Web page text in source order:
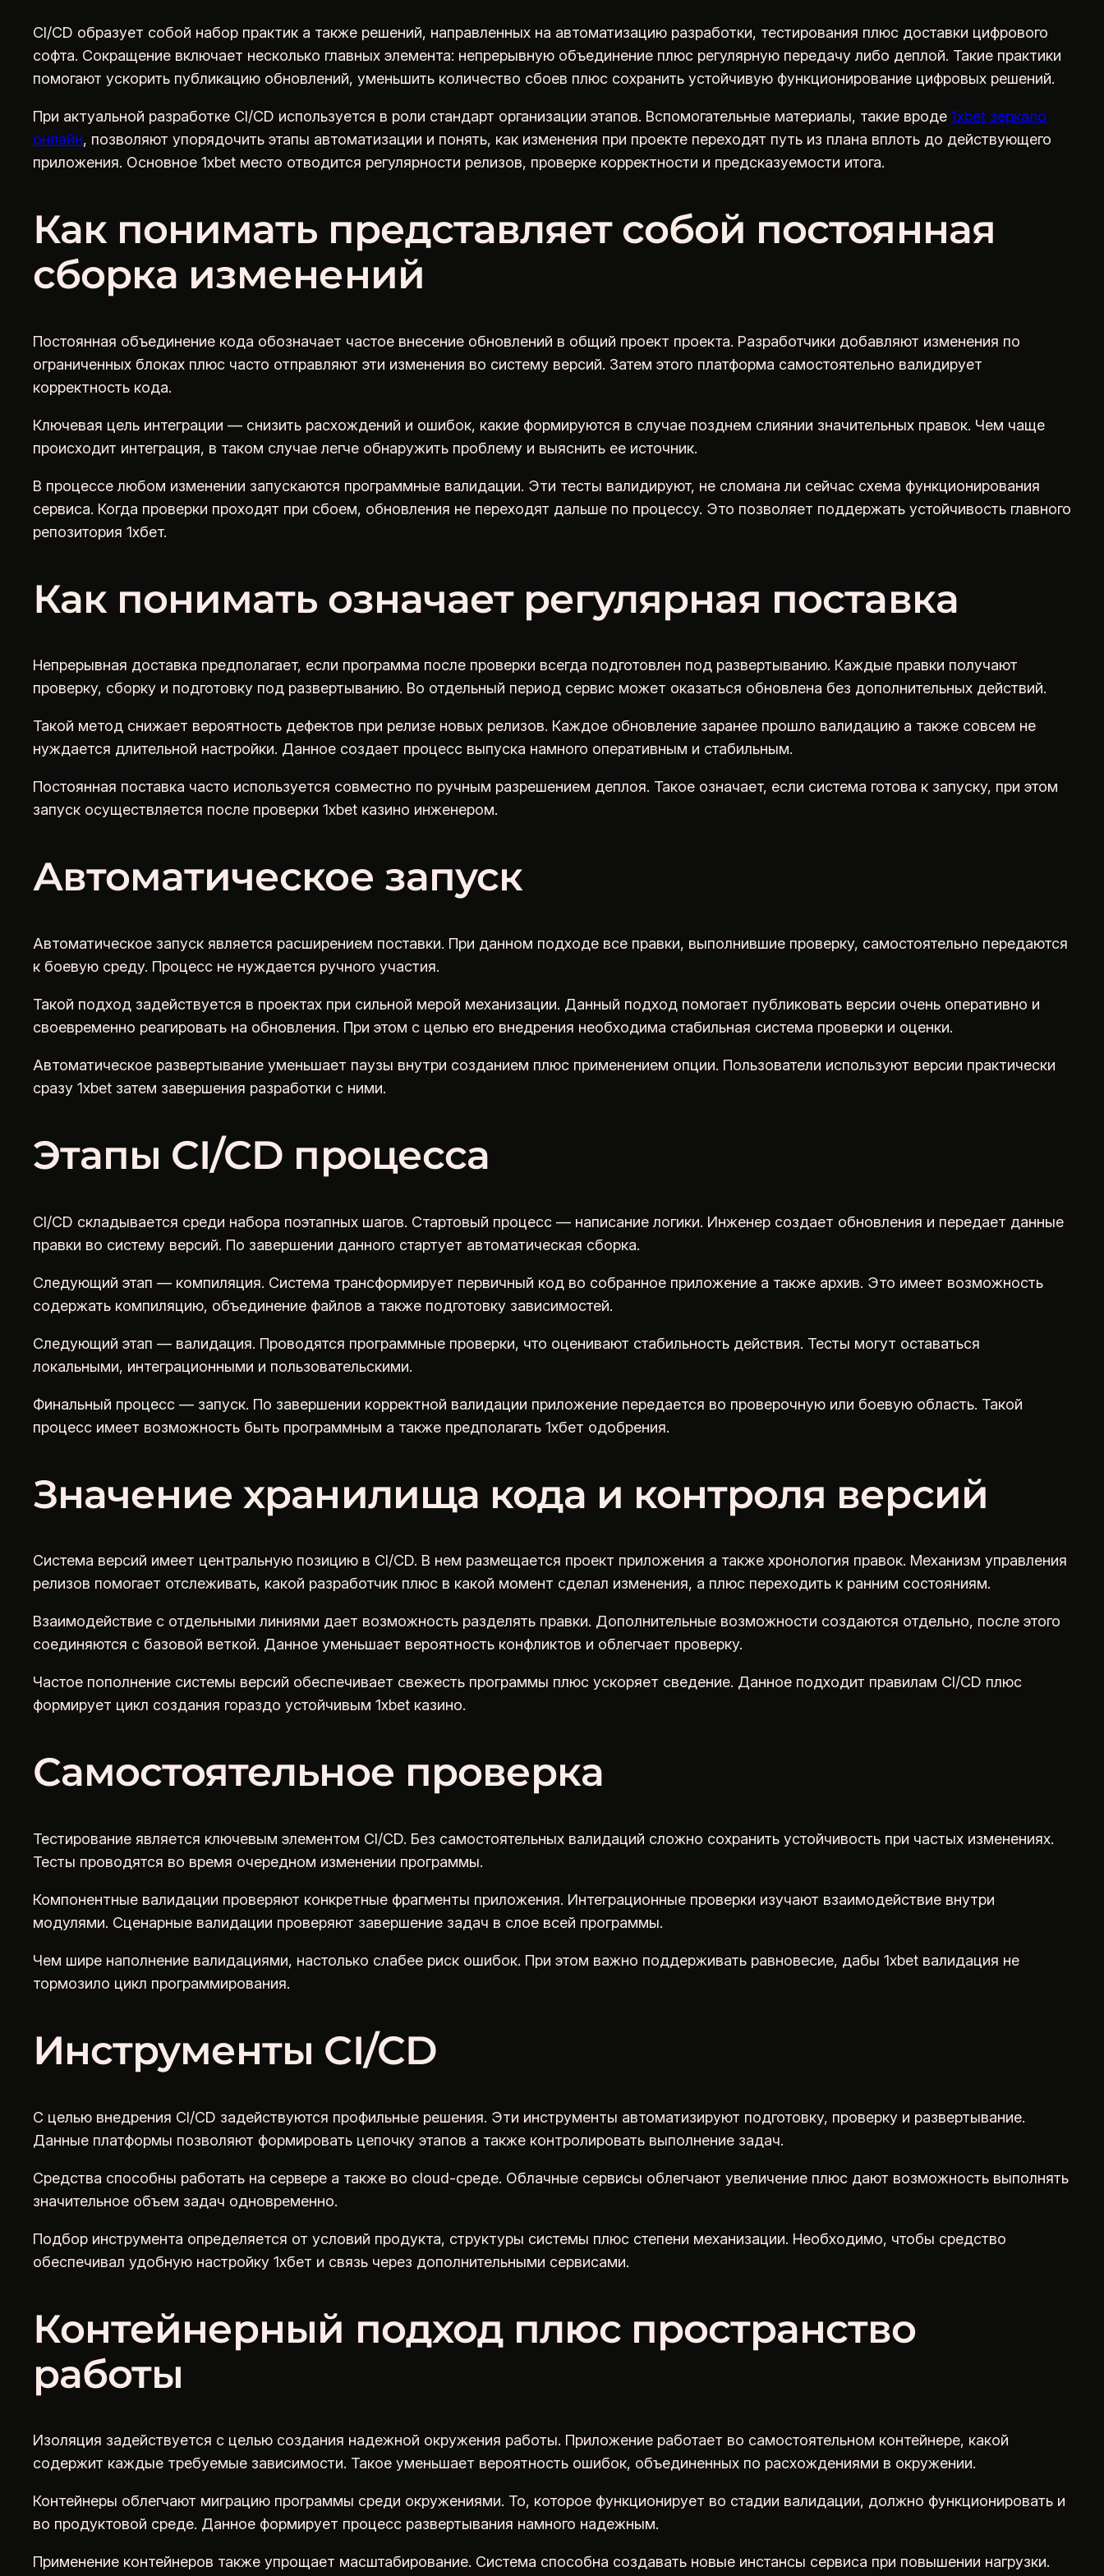
CI/CD образует собой набор практик а также решений, направленных на автоматизацию разработки, тестирования плюс доставки цифрового
софта. Сокращение включает несколько главных элемента: непрерывную объединение плюс регулярную передачу либо деплой. Такие практики
помогают ускорить публикацию обновлений, уменьшить количество сбоев плюс сохранить устойчивую функционирование цифровых решений.
При актуальной разработке CI/CD используется в роли стандарт организации этапов. Вспомогательные материалы, такие вроде 1xbet зеркало
онлайн, позволяют упорядочить этапы автоматизации и понять, как изменения при проекте переходят путь из плана вплоть до действующего
приложения. Основное 1xbet место отводится регулярности релизов, проверке корректности и предсказуемости итога.
Как понимать представляет собой постоянная
сборка изменений
Постоянная объединение кода обозначает частое внесение обновлений в общий проект проекта. Разработчики добавляют изменения по
ограниченных блоках плюс часто отправляют эти изменения во систему версий. Затем этого платформа самостоятельно валидирует
корректность кода.
Ключевая цель интеграции — снизить расхождений и ошибок, какие формируются в случае позднем слиянии значительных правок. Чем чаще
происходит интеграция, в таком случае легче обнаружить проблему и выяснить ее источник.
В процессе любом изменении запускаются программные валидации. Эти тесты валидируют, не сломана ли сейчас схема функционирования
сервиса. Когда проверки проходят при сбоем, обновления не переходят дальше по процессу. Это позволяет поддержать устойчивость главного
репозитория 1хбет.
Как понимать означает регулярная поставка
Непрерывная доставка предполагает, если программа после проверки всегда подготовлен под развертыванию. Каждые правки получают
проверку, сборку и подготовку под развертыванию. Во отдельный период сервис может оказаться обновлена без дополнительных действий.
Такой метод снижает вероятность дефектов при релизе новых релизов. Каждое обновление заранее прошло валидацию а также совсем не
нуждается длительной настройки. Данное создает процесс выпуска намного оперативным и стабильным.
Постоянная поставка часто используется совместно по ручным разрешением деплоя. Такое означает, если система готова к запуску, при этом
запуск осуществляется после проверки 1xbet казино инженером.
Автоматическое запуск
Автоматическое запуск является расширением поставки. При данном подходе все правки, выполнившие проверку, самостоятельно передаются
к боевую среду. Процесс не нуждается ручного участия.
Такой подход задействуется в проектах при сильной мерой механизации. Данный подход помогает публиковать версии очень оперативно и
своевременно реагировать на обновления. При этом с целью его внедрения необходима стабильная система проверки и оценки.
Автоматическое развертывание уменьшает паузы внутри созданием плюс применением опции. Пользователи используют версии практически
сразу 1xbet затем завершения разработки с ними.
Этапы CI/CD процесса
CI/CD складывается среди набора поэтапных шагов. Стартовый процесс — написание логики. Инженер создает обновления и передает данные
правки во систему версий. По завершении данного стартует автоматическая сборка.
Следующий этап — компиляция. Система трансформирует первичный код во собранное приложение а также архив. Это имеет возможность
содержать компиляцию, объединение файлов а также подготовку зависимостей.
Следующий этап — валидация. Проводятся программные проверки, что оценивают стабильность действия. Тесты могут оставаться
локальными, интеграционными и пользовательскими.
Финальный процесс — запуск. По завершении корректной валидации приложение передается во проверочную или боевую область. Такой
процесс имеет возможность быть программным а также предполагать 1хбет одобрения.
Значение хранилища кода и контроля версий
Система версий имеет центральную позицию в CI/CD. В нем размещается проект приложения а также хронология правок. Механизм управления
релизов помогает отслеживать, какой разработчик плюс в какой момент сделал изменения, а плюс переходить к ранним состояниям.
Взаимодействие с отдельными линиями дает возможность разделять правки. Дополнительные возможности создаются отдельно, после этого
соединяются с базовой веткой. Данное уменьшает вероятность конфликтов и облегчает проверку.
Частое пополнение системы версий обеспечивает свежесть программы плюс ускоряет сведение. Данное подходит правилам CI/CD плюс
формирует цикл создания гораздо устойчивым 1xbet казино.
Самостоятельное проверка
Тестирование является ключевым элементом CI/CD. Без самостоятельных валидаций сложно сохранить устойчивость при частых изменениях.
Тесты проводятся во время очередном изменении программы.
Компонентные валидации проверяют конкретные фрагменты приложения. Интеграционные проверки изучают взаимодействие внутри
модулями. Сценарные валидации проверяют завершение задач в слое всей программы.
Чем шире наполнение валидациями, настолько слабее риск ошибок. При этом важно поддерживать равновесие, дабы 1xbet валидация не
тормозило цикл программирования.
Инструменты CI/CD
С целью внедрения CI/CD задействуются профильные решения. Эти инструменты автоматизируют подготовку, проверку и развертывание.
Данные платформы позволяют формировать цепочку этапов а также контролировать выполнение задач.
Средства способны работать на сервере а также во cloud-среде. Облачные сервисы облегчают увеличение плюс дают возможность выполнять
значительное объем задач одновременно.
Подбор инструмента определяется от условий продукта, структуры системы плюс степени механизации. Необходимо, чтобы средство
обеспечивал удобную настройку 1хбет и связь через дополнительными сервисами.
Контейнерный подход плюс пространство
работы
Изоляция задействуется с целью создания надежной окружения работы. Приложение работает во самостоятельном контейнере, какой
содержит каждые требуемые зависимости. Такое уменьшает вероятность ошибок, объединенных по расхождениями в окружении.
Контейнеры облегчают миграцию программы среди окружениями. То, которое функционирует во стадии валидации, должно функционировать и
во продуктовой среде. Данное формирует процесс развертывания намного надежным.
Применение контейнеров также упрощает масштабирование. Система способна создавать новые инстансы сервиса при повышении нагрузки.